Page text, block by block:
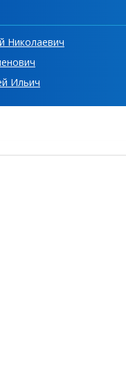
Николаевич
Ильич